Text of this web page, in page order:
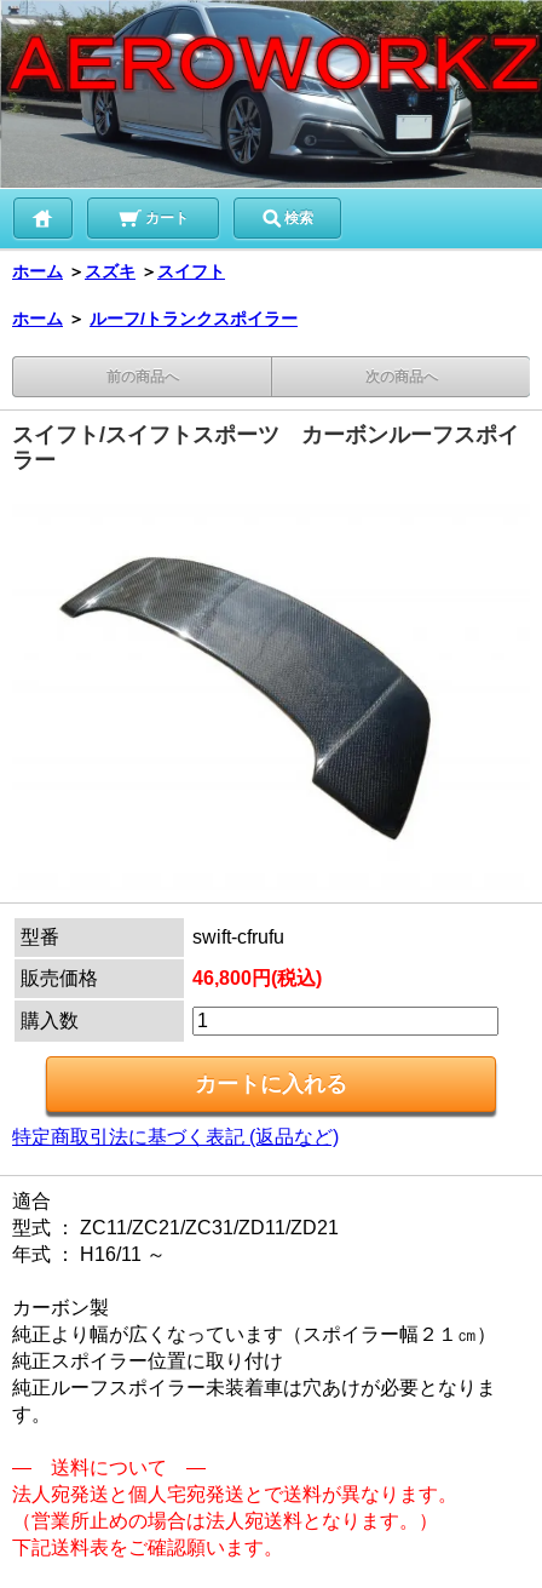
カート 検索
ホーム ＞ スズキ ＞ スイフト
ホーム ＞ ルーフ/トランクスポイラー
前の商品へ 次の商品へ
スイフト/スイフトスポーツ カーボンルーフスポイ
ラー
型番
swift-cfrufu
販売価格
46,800円(税込)
購入数
特定商取引法に基づく表記 (返品など)
適合
型式 ： ZC11/ZC21/ZC31/ZD11/ZD21
年式 ： H16/11 ～
カーボン製
純正より幅が広くなっています（スポイラー幅２１㎝）
純正スポイラー位置に取り付け
純正ルーフスポイラー未装着車は穴あけが必要となりま
す。
― 送料について ―
法人宛発送と個人宅宛発送とで送料が異なります。
（営業所止めの場合は法人宛送料となります。）
下記送料表をご確認願います。